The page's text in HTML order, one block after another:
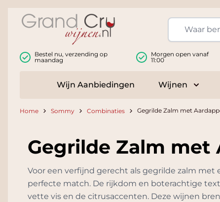
Bestel nu, verzending op
maandag
Morgen open vanaf
11:00
Wijn Aanbiedingen Wijnen
Home Sommy Combinaties Gegrilde Zalm met
Gegrilde Zalm met
Voor een verfijnd gerecht als gegrilde zalm
perfecte match. De rijkdom en boterachtige
vette vis en de citrusaccenten. Deze wijnen